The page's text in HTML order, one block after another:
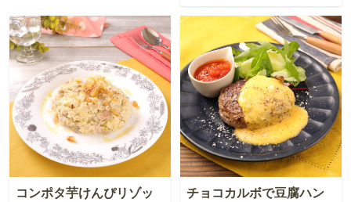
コンポタ芋けんぴリゾッ
チョコカルボで豆腐ハン